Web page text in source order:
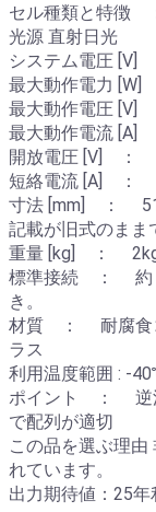
セル種類と特徴
光源 直射日光
システム電圧
最大動作電力
最大動作電圧
最大動作電流
開放電圧 [V] ：
短絡電流 [A] ：
寸法 [mm] ：
記載が旧式のまま
重量 [kg] ：
標準接続 ： 約
き。
材質 ： 耐腐食
ラス
利用温度範囲 : -
ポイント ： 逆
で配列が適切
この品を選ぶ理
れています。
出力期待値：25年